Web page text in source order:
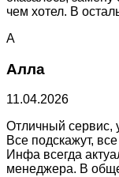
чем хотел. В
А
Алла
11.04.2026
Отличный сервис,
Все подскажут,
Инфа всегда
менеджера. В